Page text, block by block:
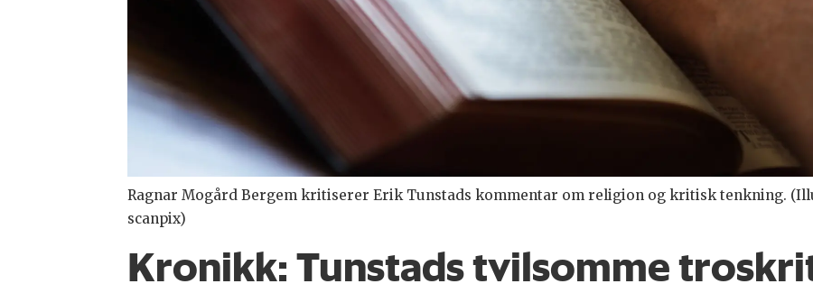
Ragnar Mogård Bergem kritiserer Erik Tunstads kommentar om religion og kritisk tenkning.
scanpix)
Kronikk: Tunstads tvilsomme